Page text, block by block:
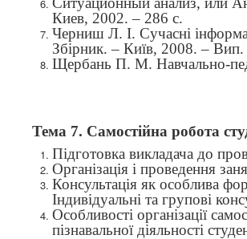
Киев, 2002. – 286 с.
Черниш Л. І. Сучасні
Збірник. – Київ, 2008. – Вип.
Щербань П. М. Навчально-
Тема 7. Самостійна робота
Підготовка викладача до
Організація і проведення
Консультація як особлива
Індивідуальні та групові
Особливості організації
пізнавальної діяльності